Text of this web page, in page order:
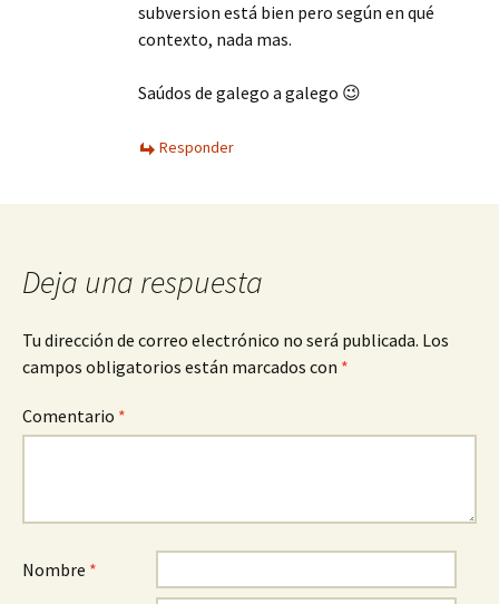
subversion está bien pero según en qué
contexto, nada mas.
Saúdos de galego a galego 😉
Responder
Deja una respuesta
Tu dirección de correo electrónico no será publicada. Los
campos obligatorios están marcados con *
Comentario *
Nombre *